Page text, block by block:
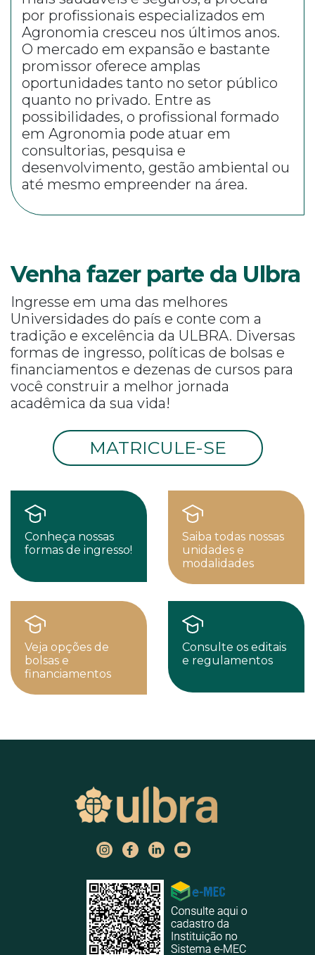
por profissionais especializados em
Agronomia cresceu nos últimos anos.
O mercado em expansão e bastante
promissor oferece amplas
oportunidades tanto no setor público
quanto no privado. Entre as
possibilidades, o profissional formado
em Agronomia pode atuar em
consultorias, pesquisa e
desenvolvimento, gestão ambiental ou
até mesmo empreender na área.
Venha fazer parte da Ulbra
Ingresse em uma das melhores
Universidades do país e conte com a
tradição e excelência da ULBRA. Diversas
formas de ingresso, políticas de bolsas e
financiamentos e dezenas de cursos para
você construir a melhor jornada
acadêmica da sua vida!
MATRICULE-SE
Conheça nossas
formas de ingresso!
Saiba todas nossas
unidades e
modalidades
Veja opções de
bolsas e
financiamentos
Consulte os editais
e regulamentos